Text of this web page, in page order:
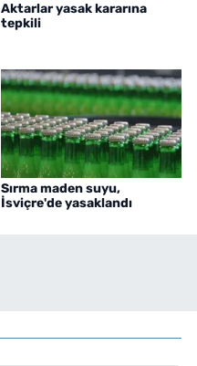
Aktarlar yasak kararına
tepkili
Sırma maden suyu,
İsviçre'de yasaklandı